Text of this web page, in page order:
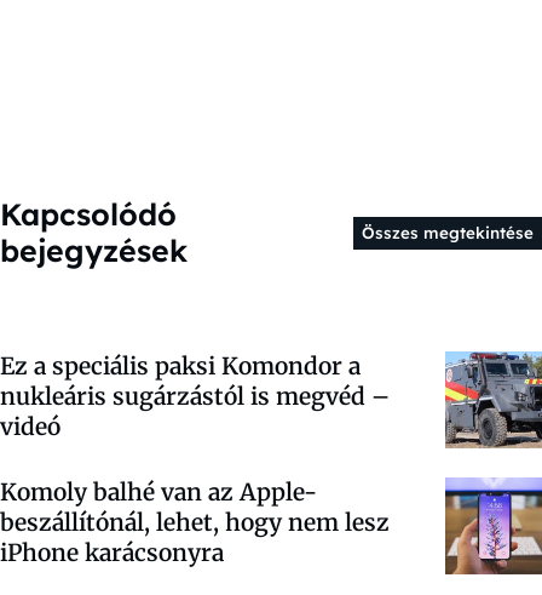
Kapcsolódó
bejegyzések
Összes megtekintése
Ez a speciális paksi Komondor a
nukleáris sugárzástól is megvéd –
videó
Komoly balhé van az Apple-
beszállítónál, lehet, hogy nem lesz
iPhone karácsonyra